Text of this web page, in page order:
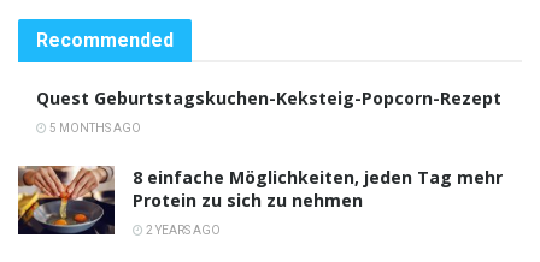
Recommended
Quest Geburtstagskuchen-Keksteig-Popcorn-Rezept
5 MONTHS AGO
8 einfache Möglichkeiten, jeden Tag mehr
Protein zu sich zu nehmen
2 YEARS AGO